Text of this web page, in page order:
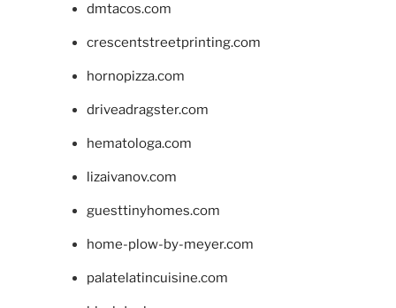
dmtacos.com
crescentstreetprinting.com
hornopizza.com
driveadragster.com
hematologa.com
lizaivanov.com
guesttinyhomes.com
home-plow-by-meyer.com
palatelatincuisine.com